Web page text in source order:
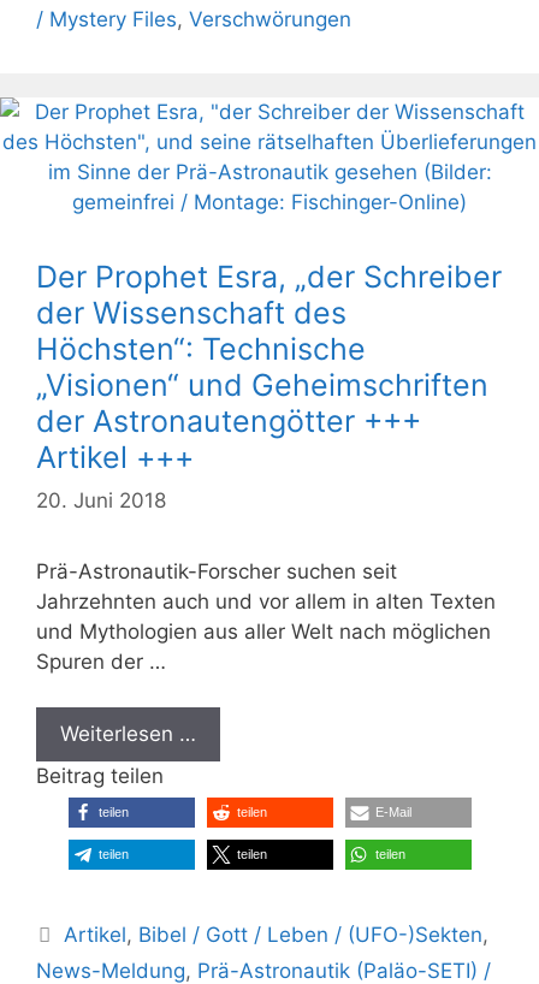
/ Mystery Files, Verschwörungen
Der Prophet Esra, „der Schreiber
der Wissenschaft des
Höchsten“: Technische
„Visionen“ und Geheimschriften
der Astronautengötter +++
Artikel +++
20. Juni 2018
Prä-Astronautik-Forscher suchen seit
Jahrzehnten auch und vor allem in alten Texten
und Mythologien aus aller Welt nach möglichen
Spuren der …
Weiterlesen …
Beitrag teilen
teilen teilen E-Mail
teilen teilen teilen
Kategorien
Artikel, Bibel / Gott / Leben / (UFO-)Sekten,
News-Meldung, Prä-Astronautik (Paläo-SETI) /